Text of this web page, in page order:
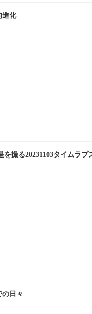
進化
撮る20231103タイムラプ
日々